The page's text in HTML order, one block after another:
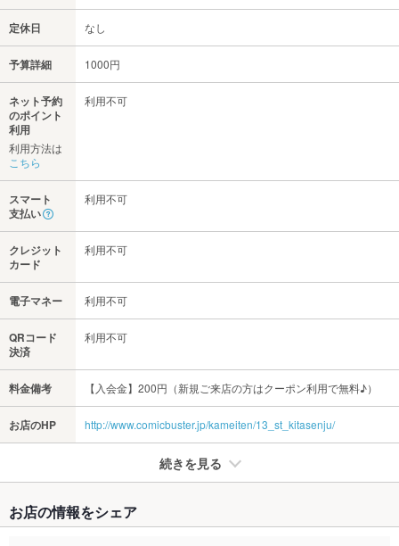
定休日 なし
予算詳細 1000円
ネット予約
のポイント
利用
利用方法は
こちら
利用不可
スマート
支払い
利用不可
クレジット
カード
利用不可
電子マネー 利用不可
QRコード
決済
利用不可
料金備考 【入会金】200円（新規ご来店の方はクーポン利用で無料♪）
お店のHP http://www.comicbuster.jp/kameiten/13_st_kitasenju/
続きを見る
禁煙・喫煙
全席禁煙
お店の情報をシェア